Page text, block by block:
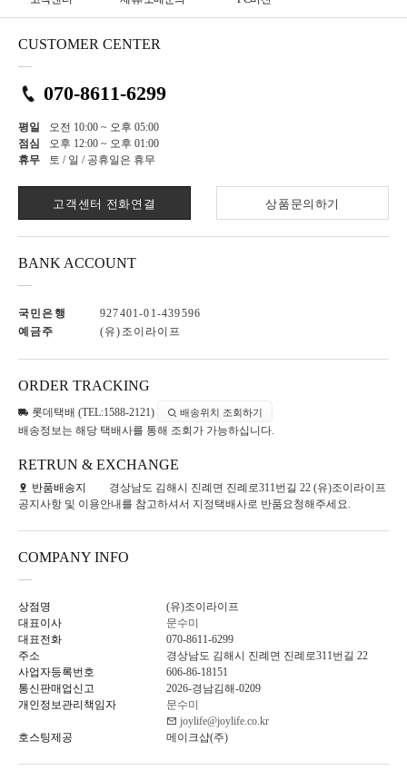
CUSTOMER CENTER
070-8611-6299
평일
오전 10:00 ~ 오후 05:00
점심
오후 12:00 ~ 오후 01:00
휴무
토 / 일 / 공휴일은 휴무
고객센터 전화연결 상품문의하기
BANK ACCOUNT
국민은행
927401-01-439596
예금주
(유)조이라이프
ORDER TRACKING
롯데택배 (TEL:1588-2121) 배송위치 조회하기
배송정보는 해당 택배사를 통해 조회가 가능하십니다.
RETRUN & EXCHANGE
반품배송지
경상남도 김해시 진례면 진례로311번길 22 (유)조이라이프
공지사항 및 이용안내를 참고하셔서 지정택배사로 반품요청해주세요.
COMPANY INFO
상점명
(유)조이라이프
대표이사
문수미
대표전화
070-8611-6299
주소
경상남도 김해시 진례면 진례로311번길 22
사업자등록번호
606-86-18151
통신판매업신고
2026-경남김해-0209
개인정보관리책임자
문수미
joylife@joylife.co.kr
호스팅제공
메이크샵(주)